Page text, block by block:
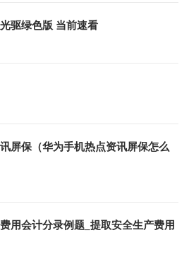
驱绿色版 当前速看
屏保（华为手机热点资讯屏保怎么
用会计分录例题_提取安全生产费用